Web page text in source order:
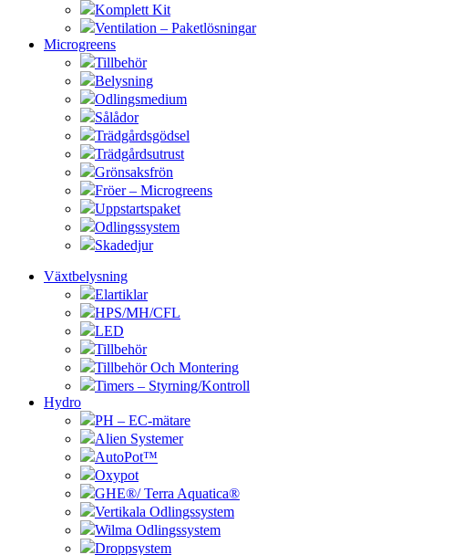
Komplett Kit
Ventilation – Paketlösningar
Microgreens
Tillbehör
Belysning
Odlingsmedium
Sålådor
Trädgårdsgödsel
Trädgårdsutrust
Grönsaksfrön
Fröer – Microgreens
Uppstartspaket
Odlingssystem
Skadedjur
Växtbelysning
Elartiklar
HPS/MH/CFL
LED
Tillbehör
Tillbehör Och Montering
Timers – Styrning/Kontroll
Hydro
PH – EC-mätare
Alien Systemer
AutoPot™
Oxypot
GHE®/ Terra Aquatica®
Vertikala Odlingssystem
Wilma Odlingssystem
Droppsystem